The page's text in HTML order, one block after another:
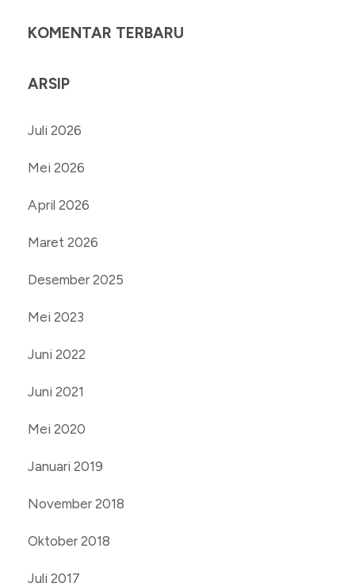
KOMENTAR TERBARU
ARSIP
Juli 2026
Mei 2026
April 2026
Maret 2026
Desember 2025
Mei 2023
Juni 2022
Juni 2021
Mei 2020
Januari 2019
November 2018
Oktober 2018
Juli 2017